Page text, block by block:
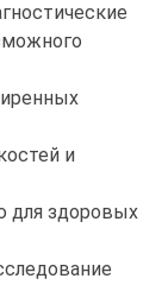
и
для здоровых